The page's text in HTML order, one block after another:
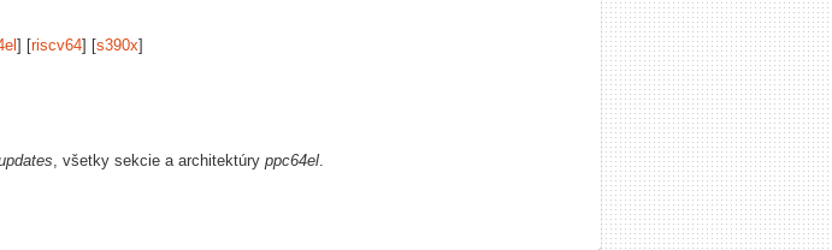
] [riscv64] [s390x]
, všetky sekcie a architektúry ppc64el.